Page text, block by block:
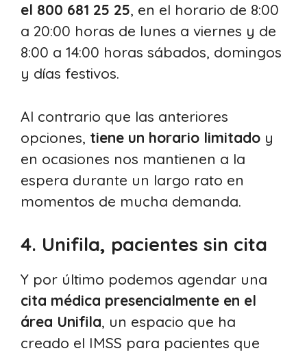
el 800 681 25 25, en el horario de 8:00
a 20:00 horas de lunes a viernes y de
8:00 a 14:00 horas sábados, domingos
y días festivos.
Al contrario que las anteriores
opciones, tiene un horario limitado y
en ocasiones nos mantienen a la
espera durante un largo rato en
momentos de mucha demanda.
4. Unifila, pacientes sin cita
Y por último podemos agendar una
cita médica presencialmente en el
área Unifila, un espacio que ha
creado el IMSS para pacientes que